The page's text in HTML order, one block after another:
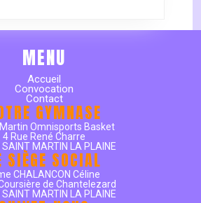
MENU
Accueil
Convocation
Contact
GYMNASE
Omnisports Basket
4 Rue René Charre
MARTIN LA PLAINE
SIÈGE SOCIAL
CHALANCON Céline
de Chantelezard
MARTIN LA PLAINE